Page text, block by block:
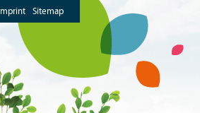
Imprint Sitemap